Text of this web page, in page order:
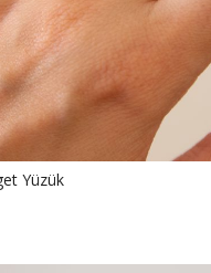
Yüzük